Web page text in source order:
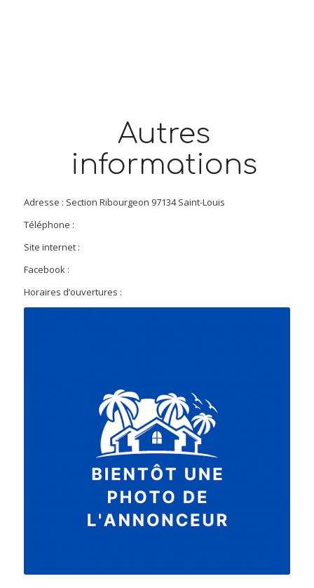
Autres
informations
Adresse : Section Ribourgeon 97134 Saint-Louis
Téléphone :
Site internet :
Facebook :
Horaires d’ouvertures :